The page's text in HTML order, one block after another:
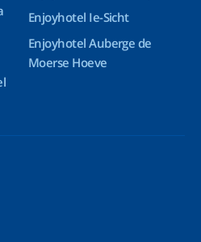
Enjoyhotel Ie-Sicht
Enjoyhotel Auberge de
Moerse Hoeve